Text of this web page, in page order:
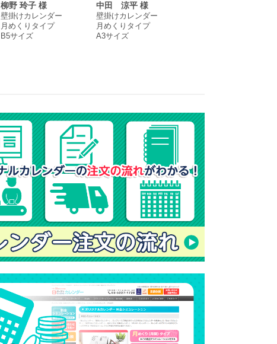
柳野 玲子 様
壁掛けカレンダー
月めくりタイプ
B5サイズ
中田 涼平 様
壁掛けカレンダー
月めくりタイプ
A3サイズ